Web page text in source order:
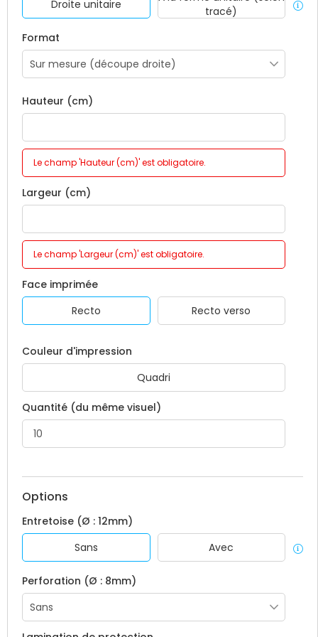
Droite unitaire
tracé)
Format
Hauteur (cm)
Le champ 'Hauteur (cm)' est obligatoire.
Largeur (cm)
Le champ 'Largeur (cm)' est obligatoire.
Face imprimée
Recto
Recto verso
Couleur d'impression
Quadri
Quantité (du même visuel)
Options
Entretoise (Ø : 12mm)
Sans
Avec
Perforation (Ø : 8mm)